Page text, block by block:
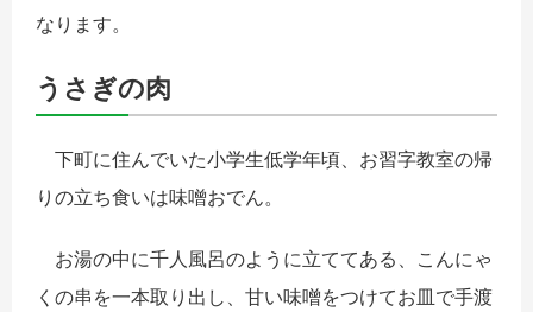
なります。
うさぎの肉
下町に住んでいた小学生低学年頃、お習字教室の帰
りの立ち食いは味噌おでん。
お湯の中に千人風呂のように立ててある、こんにゃ
くの串を一本取り出し、甘い味噌をつけてお皿で手渡